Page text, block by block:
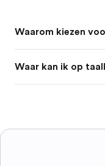
Waarom kiezen
Waar kan ik op